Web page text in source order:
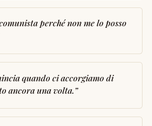
perché non me lo posso
quando ci accorgiamo di
ancora una volta.”